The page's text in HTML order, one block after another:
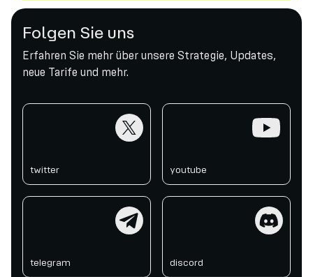
Folgen Sie uns
Erfahren Sie mehr über unsere Strategie, Updates,
neue Tarife und mehr.
twitter youtube
telegram discord